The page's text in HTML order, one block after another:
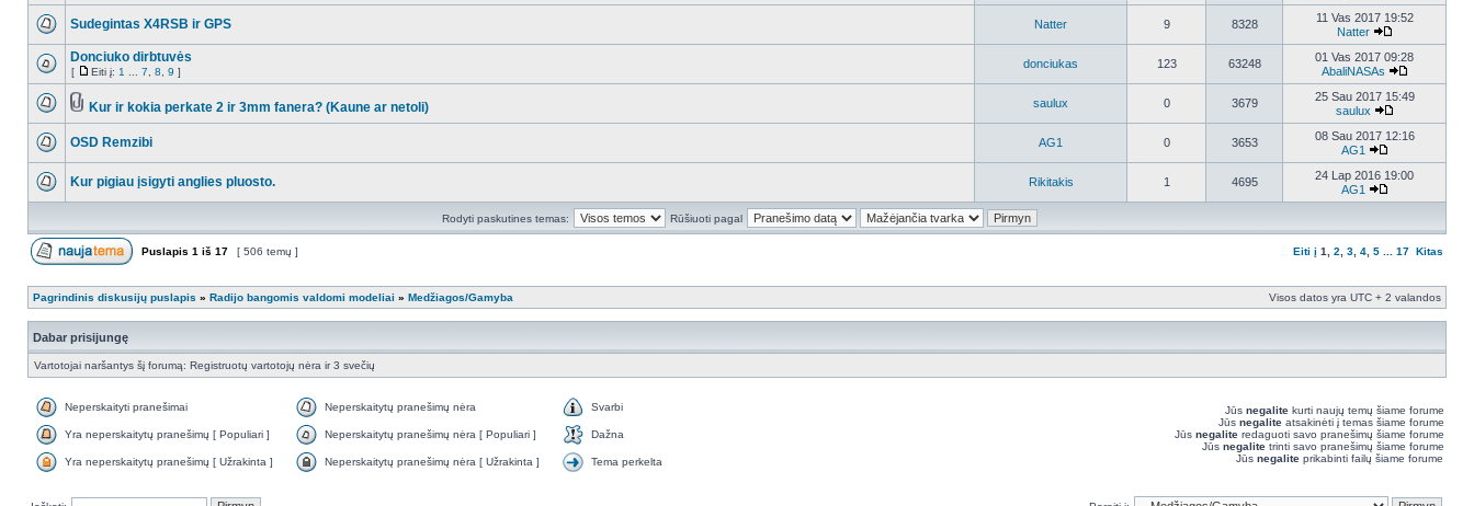
Sudegintas X4RSB ir GPS Natter 9 8328
11 Vas 2017 19:52
Natter
Donciuko dirbtuvės
[ Eiti į: 1 7 8 9 ]
donciukas 123 63248
01 Vas 2017 09:28
AbaliNASAs
Kur ir kokia perkate 2 ir 3mm fanera? (Kaune ar netoli) saulux 0 3679
25 Sau 2017 15:49
saulux
OSD Remzibi AG1 0 3653
08 Sau 2017 12:16
AG1
Kur pigiau įsigyti anglies pluosto. Rikitakis 1 4695
24 Lap 2016 19:00
AG1
Rodyti paskutines temas: Rūšiuoti pagal
Puslapis 1 iš 17 [ 506 temų ] Eiti į 1 2 3 4 5 17 Kitas
Pagrindinis diskusijų puslapis » Radijo bangomis valdomi modeliai » Medžiagos/Gamyba Visos datos yra UTC + 2 valandos
Dabar prisijungę
Vartotojai naršantys šį forumą: Registruotų vartotojų nėra ir 3 svečių
Neperskaityti pranešimai Neperskaitytų pranešimų nėra Svarbi
Yra neperskaitytų pranešimų [ Populiari ] Neperskaitytų pranešimų nėra [ Populiari ] Dažna
Yra neperskaitytų pranešimų [ Užrakinta ] Neperskaitytų pranešimų nėra [ Užrakinta ] Tema perkelta
Jūs negalite kurti naujų temų šiame forume
Jūs negalite atsakinėti į temas šiame forume
Jūs negalite redaguoti savo pranešimų šiame forume
Jūs negalite trinti savo pranešimų šiame forume
Jūs negalite prikabinti failų šiame forume